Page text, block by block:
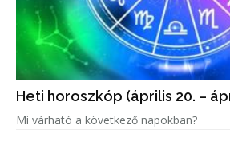
Heti horoszkóp (április 20. –
Mi várható a következő napokban?